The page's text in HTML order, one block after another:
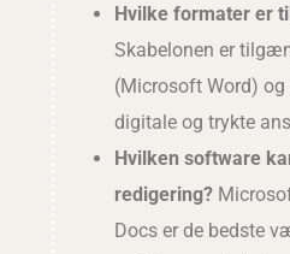
Hvilke formater er
Skabelonen er
(Microsoft Word)
digitale og trykte
Hvilken software
redigering?
Docs er de bedste